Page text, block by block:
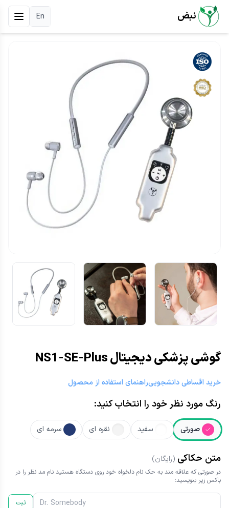
نبض En
گوشی پزشکی دیجیتال NS1-SE-Plus
خرید اقساطی دانشجوییراهنمای استفاده از محصول
رنگ مورد نظر خود را انتخاب کنید:
صورتی سفید نقره ای سرمه ای
متن حکاکی (رایگان)
در صورتی که علاقه مند به حک نام دلخواه خود روی دستگاه هستید نام مد نظر را در
باکس زیر بنویسید:
ثبت